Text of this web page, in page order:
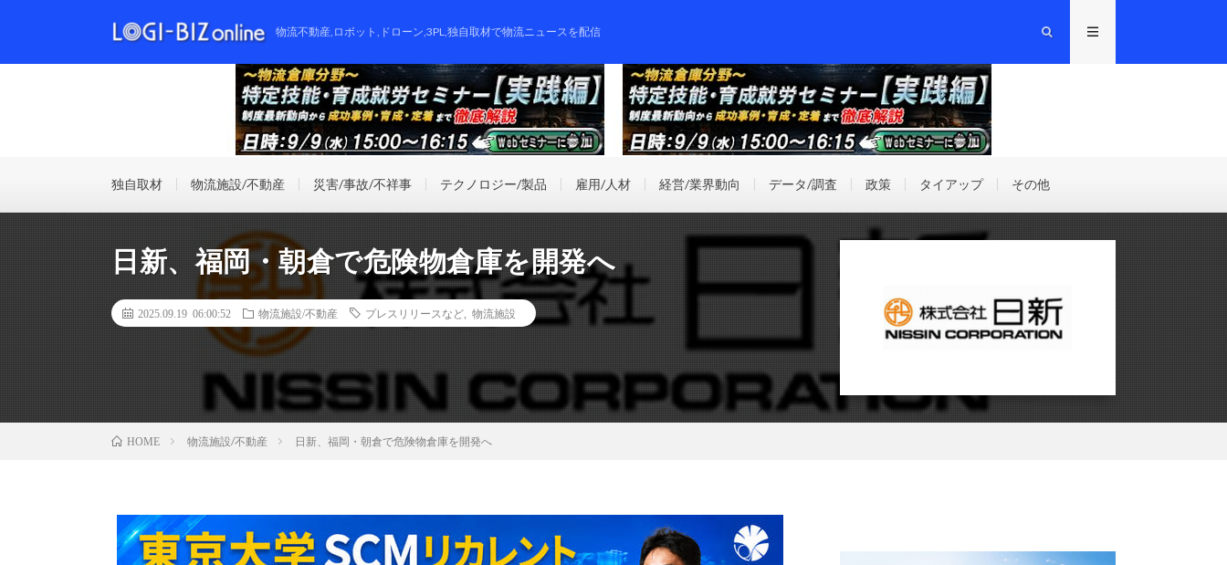
物流不動産,ロボット,ドローン,3PL,独自取材で物流ニュースを配信
独自取材 物流施設/不動産 災害/事故/不祥事 テクノロジー/製品 雇用/人材 経営/業界動向 データ/調査 政策 タイアップ その他
日新、福岡・朝倉で危険物倉庫を開発へ
2025.09.19 06:00:52 物流施設/不動産 プレスリリースなど 物流施設
HOME 物流施設/不動産 日新、福岡・朝倉で危険物倉庫を開発へ